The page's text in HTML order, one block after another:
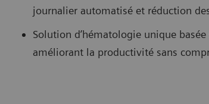
journalier automatisé et réduction
Solution d’hématologie unique
améliorant la productivité sans